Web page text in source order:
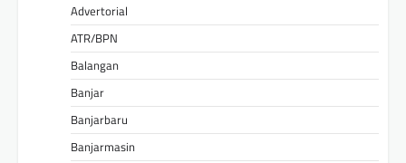
Advertorial
ATR/BPN
Balangan
Banjar
Banjarbaru
Banjarmasin